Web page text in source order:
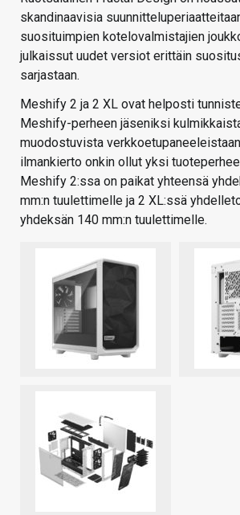
skandinaavisia
suosituimpien kotelovalmistajien
julkaissut uudet versiot erittäin
sarjastaan.
Meshify 2 ja 2 XL ovat helposti
Meshify-perheen jäseniksi
muodostuvista
ilmankierto onkin ollut yksi
Meshify 2:ssa on paikat yhteensä
mm:n tuulettimelle ja 2 XL:ssä
yhdeksän 140 mm:n tuulettimelle.